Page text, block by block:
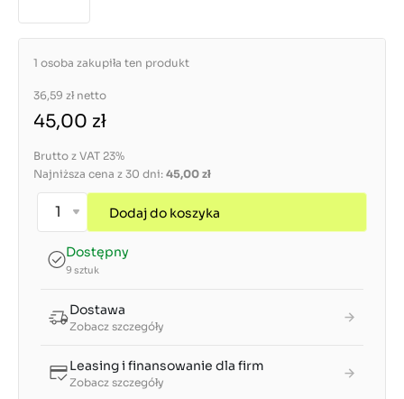
1 osoba zakupiła ten produkt
36,59 zł netto
45,00 zł
Brutto z VAT 23%
Najniższa cena z 30 dni: 45,00 zł
Dodaj do koszyka
Dostępny
9 sztuk
Dostawa
Zobacz szczegóły
Leasing i finansowanie dla firm
Zobacz szczegóły